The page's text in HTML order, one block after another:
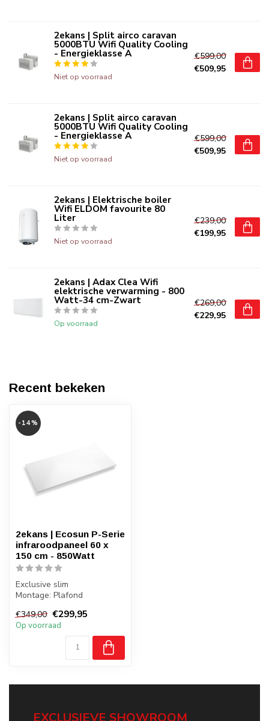
2ekans | Split airco caravan
5000BTU Wifi Quality Cooling
- Energieklasse A
Niet op voorraad
€599,00
€509,95
2ekans | Split airco caravan
5000BTU Wifi Quality Cooling
- Energieklasse A
Niet op voorraad
€599,00
€509,95
2ekans | Elektrische boiler
Wifi ELDOM favourite 80
Liter
Niet op voorraad
€239,00
€199,95
2ekans | Adax Clea Wifi
elektrische verwarming - 800
Watt-34 cm-Zwart
Op voorraad
€269,00
€229,95
Recent bekeken
-14%
2ekans | Ecosun P-Serie
infraroodpaneel 60 x
150 cm - 850Watt
Exclusive slim
Montage: Plafond
Badkamer: Ja, zone 2,3
€349,00 €299,95
Op voorraad